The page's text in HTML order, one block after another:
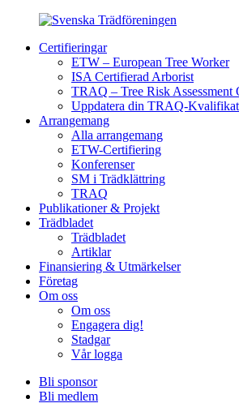
Certifieringar
ETW – European Tree Worker
ISA Certifierad Arborist
TRAQ – Tree Risk Assessment
Uppdatera din TRAQ-
Arrangemang
Alla arrangemang
ETW-Certifiering
Konferenser
SM i Trädklättring
TRAQ
Publikationer & Projekt
Trädbladet
Trädbladet
Artiklar
Finansiering & Utmärkelser
Företag
Om oss
Om oss
Engagera dig!
Stadgar
Vår logga
Bli sponsor
Bli medlem